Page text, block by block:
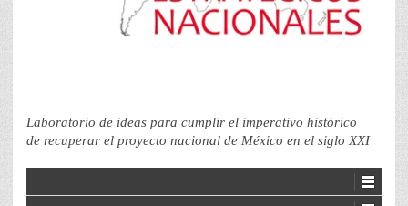
Laboratorio de ideas para cumplir el imperativo histórico
de recuperar el proyecto nacional de México en el siglo XXI